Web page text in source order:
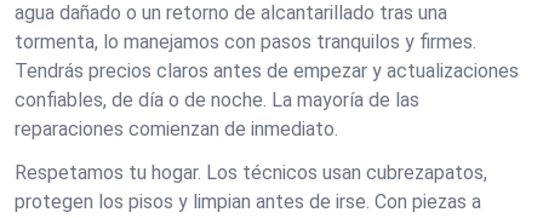
agua dañado o un retorno de alcantarillado tras una
tormenta, lo manejamos con pasos tranquilos y firmes.
Tendrás precios claros antes de empezar y actualizaciones
confiables, de día o de noche. La mayoría de las
reparaciones comienzan de inmediato.
Respetamos tu hogar. Los técnicos usan cubrezapatos,
protegen los pisos y limpian antes de irse. Con piezas a